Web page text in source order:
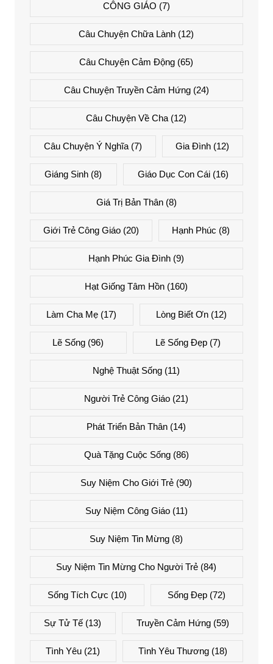
CÔNG GIÁO (7)
Câu Chuyện Chữa Lành (12)
Câu Chuyện Cảm Động (65)
Câu Chuyện Truyền Cảm Hứng(24)
Câu Chuyện Về Cha (12)
Câu Chuyện Ý Nghĩa(7) Gia Đình (12)
Giáng Sinh (8) Giáo Dục Con Cái(16)
Giá Trị Bản Thân(8)
Giới Trẻ Công Giáo(20) Hạnh Phúc (8)
Hạnh Phúc Gia Đình (9)
Hạt Giống Tâm Hồn (160)
Làm Cha Mẹ (17) Lòng Biết Ơn(12)
Lẽ Sống (96) Lẽ Sống Đẹp(7)
Nghệ Thuật Sống (11)
Người Trẻ Công Giáo (21)
Phát Triển Bản Thân (14)
Quà Tặng Cuộc Sống(86)
Suy Niệm Cho Giới Trẻ (90)
Suy Niệm Công Giáo(11)
Suy Niệm Tin Mừng (8)
Suy Niệm Tin Mừng Cho Người Trẻ (84)
Sống Tích Cực (10) Sống Đẹp (72)
Sự Tử Tế (13) Truyền Cảm Hứng(59)
Tình Yêu (21) Tình Yêu Thương(18)